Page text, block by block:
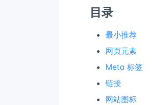
目录
最小推荐
网页元素
Meta 标签
链接
网站图标